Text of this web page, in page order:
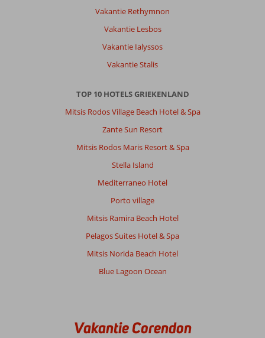
Vakantie Rethymnon
Vakantie Lesbos
Vakantie Ialyssos
Vakantie Stalis
TOP 10 HOTELS GRIEKENLAND
Mitsis Rodos Village Beach Hotel & Spa
Zante Sun Resort
Mitsis Rodos Maris Resort & Spa
Stella Island
Mediterraneo Hotel
Porto village
Mitsis Ramira Beach Hotel
Pelagos Suites Hotel & Spa
Mitsis Norida Beach Hotel
Blue Lagoon Ocean
Vakantie Corendon